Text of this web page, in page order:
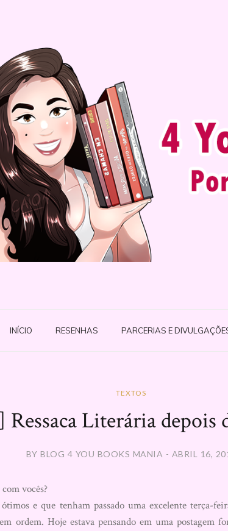
INÍCIO RESENHAS PARCERIAS E
TEXTOS
Literária depois
BY BLOG 4 YOU BOOKS MANIA - ABRIL 16,
vocês?
e que tenham passado uma excelente terça-
ordem. Hoje estava pensando em uma postagem